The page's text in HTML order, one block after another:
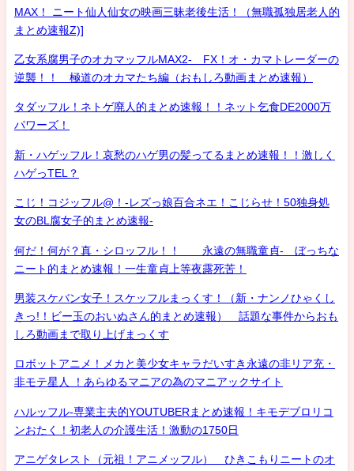
MAX！ ニート仙人仙女の映画三昧老後生活！（無職孤独居老人的
まとめ速報Z)]
乙女系腐男子のオカマッフルMAX2- FX！オ・カマトレーダーの
逆襲！！ 極道のオカマたち編（おもしろ動画まとめ速報）
タダッフル！ネトゲ廃人的まとめ速報！！ネット乞食DE2000万
パワーズ！
新・ハゲッフル！哀愁のハゲ男の髪ってるまとめ速報！！激しく
ハゲっTEL？
こじ！コジッフル@！-レズっ娘百合ネエ！こじらせ！50独身処
女のBL腐女子的まとめ速報-
何だ！何が？真・シロッフル！！ 永遠の無職童貞- ぼっちな
ニート的まとめ速報！一生童貞上等夜露死苦！
男装スケバン女子！スケッフルまっくす！（新・ナンノひゃくし
きっ!！ビー玉のおいぬさん的まとめ速報） 話題な事件からおも
しろ動画まで取り上げまっくす
ロボットアニメ！メカと美少女キャラだいすき永遠の非リア充・
非モテ星人 ！あらゆるマニアの為のマニアックサイト
ハルッフル-専業主夫的YOUTUBERまとめ速報！キモデブロリコ
ンおたく！初老人の介護生活！激動の1750日
アニゲタレスト（元祖！アニメッフル） ひきこもりニートのオ